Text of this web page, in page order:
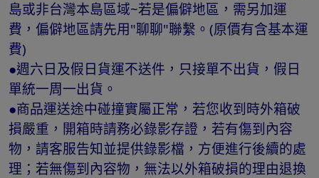
島或非台灣本島區域~若是偏僻地區，需另加運
費，偏僻地區請先用"聊聊"聯繫。(原價有含基本運
費)
●週六日及假日貨運不送件，只接單不出貨，假日
單統一周一出貨。
●商品運送途中碰撞實屬正常，若您收到時外箱破
損嚴重，開箱時請務必錄影存證，若有傷到內容
物，請客服告知並提供錄影檔，方便進行後續的處
理；若無傷到內容物，無法以外箱破損的理由退換